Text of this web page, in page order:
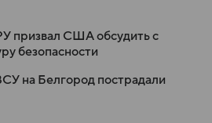
призвал США обсудить с
безопасности
на Белгород пострадали